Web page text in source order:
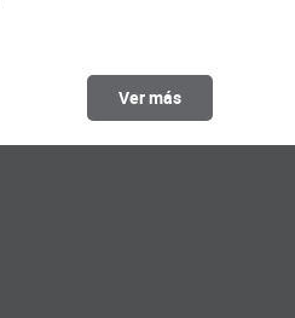
Ver más